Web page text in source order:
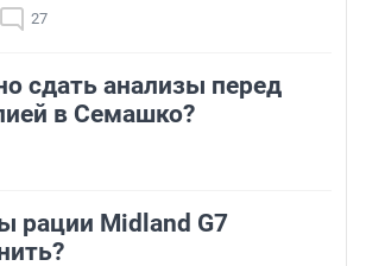
27
сдать анализы перед
в Семашко?
рации Midland G7